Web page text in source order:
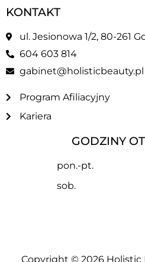
KONTAKT
ul. Jesionowa 1/2, 80-261
604 603 814
gabinet@holisticbeauty.pl
Program Afiliacyjny
Kariera
GODZINY
pon.-pt.
sob.
Copyright © 2026 Holistic